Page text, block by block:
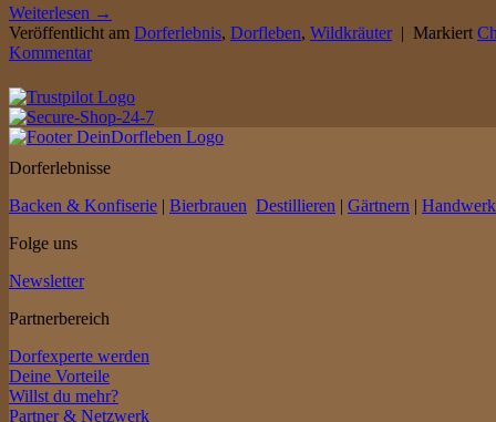
Weiterlesen →
Veröffentlicht am Dorferlebnis, Dorfleben, Wildkräuter | Markiert
Kommentar
Dorferlebnisse
Backen & Konfiserie | Bierbrauen Destillieren | Gärtnern | Handwerk
Folge uns
Newsletter
Partnerbereich
Dorfexperte werden
Deine Vorteile
Willst du mehr?
Partner & Netzwerk